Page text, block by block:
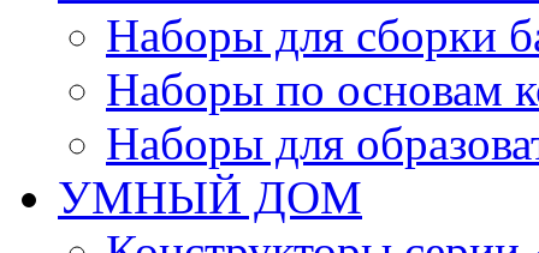
Наборы для сборки
Наборы по основам
Наборы для
УМНЫЙ ДОМ